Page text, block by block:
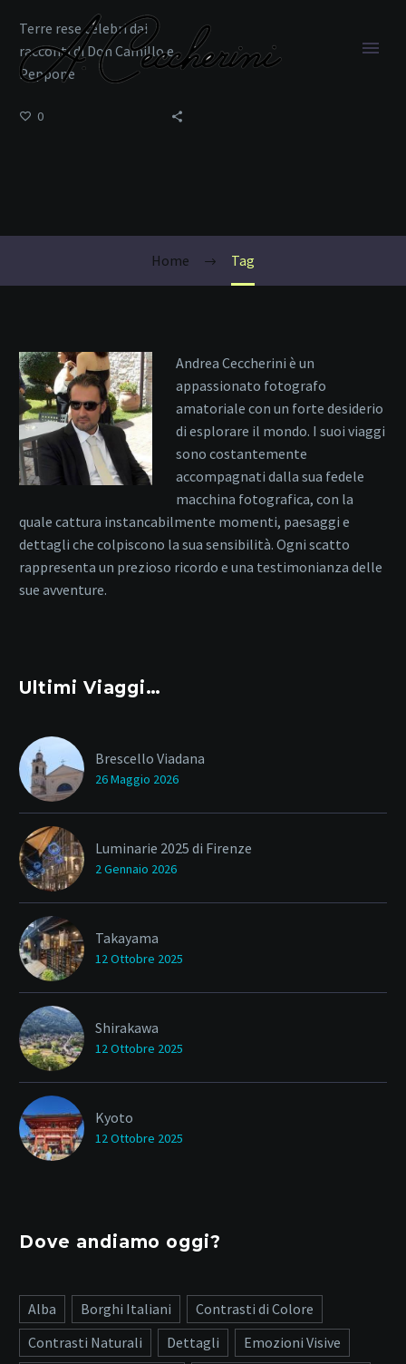
Home Tag
Terre rese celebri dai
racconti di Don Camillo e
Peppone
0
Andrea Ceccherini è un
appassionato fotografo
amatoriale con un forte desiderio
di esplorare il mondo. I suoi viaggi
sono costantemente
accompagnati dalla sua fedele
macchina fotografica, con la
quale cattura instancabilmente momenti, paesaggi e
dettagli che colpiscono la sua sensibilità. Ogni scatto
rappresenta un prezioso ricordo e una testimonianza delle
sue avventure.
Ultimi Viaggi…
Brescello Viadana
26 Maggio 2026
Luminarie 2025 di Firenze
2 Gennaio 2026
Takayama
12 Ottobre 2025
Shirakawa
12 Ottobre 2025
Kyoto
12 Ottobre 2025
Dove andiamo oggi?
Alba Borghi Italiani
Contrasti di Colore
Contrasti Naturali
Dettagli
Emozioni Visive